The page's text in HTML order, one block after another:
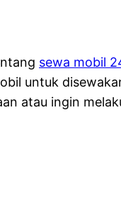
sewa mobil
untuk
atau ingin